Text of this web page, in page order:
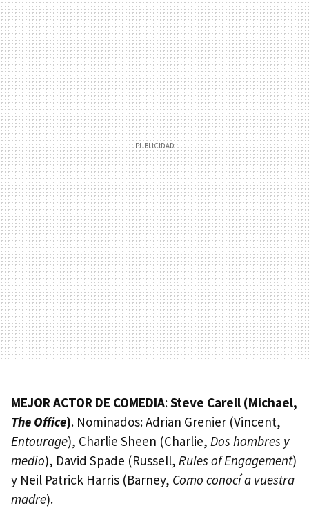
MEJOR ACTOR DE COMEDIA:Steve Carell (Michael,
The Office). Nominados: Adrian Grenier (Vincent,
Entourage), Charlie Sheen (Charlie, Dos hombres y
medio), David Spade (Russell, Rules of Engagement)
y Neil Patrick Harris (Barney, Como conocí a vuestra
madre).